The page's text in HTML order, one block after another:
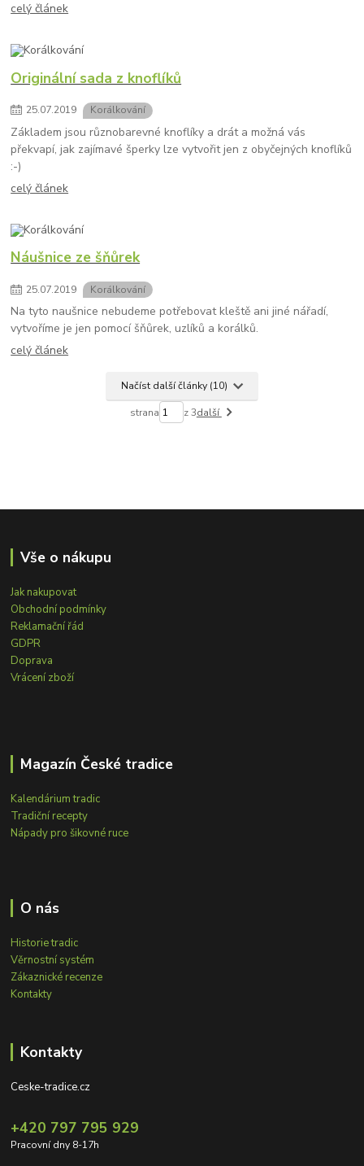
celý článek
Originální sada z knoflíků
25.07.2019 Korálkování
Základem jsou různobarevné knoflíky a drát a možná vás
překvapí, jak zajímavé šperky lze vytvořit jen z obyčejných knoflíků
:-)
celý článek
Náušnice ze šňůrek
25.07.2019 Korálkování
Na tyto naušnice nebudeme potřebovat kleště ani jiné nářadí,
vytvoříme je jen pomocí šňůrek, uzlíků a korálků.
celý článek
Načíst další články (10)
strana z 3další
Vše o nákupu
Jak nakupovat
Obchodní podmínky
Reklamační řád
GDPR
Doprava
Vrácení zboží
Magazín České tradice
Kalendárium tradic
Tradiční recepty
Nápady pro šikovné ruce
O nás
Historie tradic
Věrnostní systém
Zákaznické recenze
Kontakty
Kontakty
Ceske-tradice.cz
+420 797 795 929
Pracovní dny 8-17h